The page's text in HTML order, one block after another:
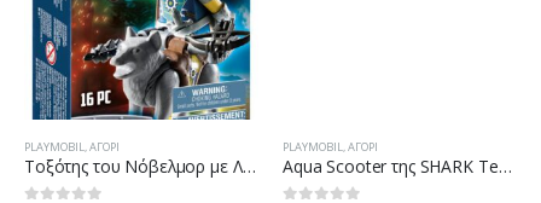
PLAYMOBIL,ΑΓΌΡΙ
Τοξότης του Νόβελμορ με Λύκο
PLAYMOBIL,ΑΓΌΡΙ
Aqua Scooter της SHARK Team